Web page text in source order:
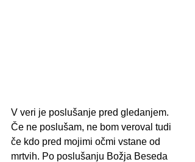
V veri je poslušanje pred gledanjem.
Če ne poslušam, ne bom veroval tudi
če kdo pred mojimi očmi vstane od
mrtvih. Po poslušanju Božja Beseda